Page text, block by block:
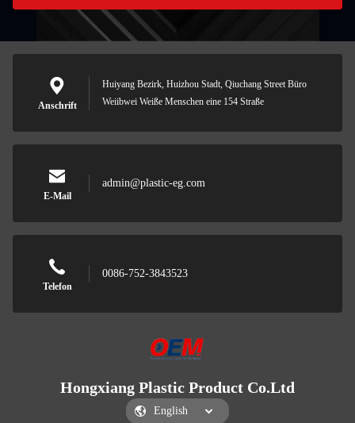
Anschrift
Huiyang Bezirk, Huizhou Stadt, Qiuchang Street Büro
Weiibwei Weiße Menschen eine 154 Straße
E-Mail
admin@plastic-eg.com
Telefon
0086-752-3843523
Hongxiang Plastic Product Co.Ltd